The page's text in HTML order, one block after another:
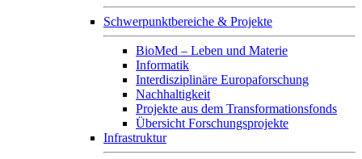
Schwerpunktbereiche & Projekte
BioMed – Leben und Materie
Informatik
Interdisziplinäre Europaforschung
Nachhaltigkeit
Projekte aus dem Transformationsfonds
Übersicht Forschungsprojekte
Infrastruktur